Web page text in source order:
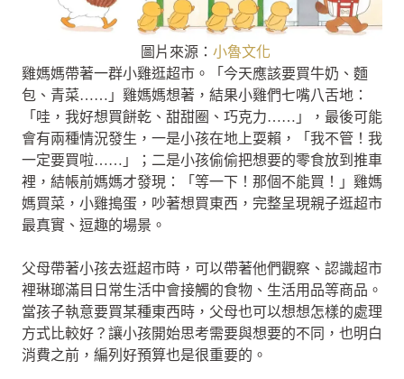
圖片來源： 小魯文化
雞媽媽帶著一群小雞逛超市。「今天應該要買牛奶、麵
包、青菜……」雞媽媽想著，結果小雞們七嘴八舌地：
「哇，我好想買餅乾、甜甜圈、巧克力……」，最後可能
會有兩種情況發生，一是小孩在地上耍賴，「我不管！我
一定要買啦……」；二是小孩偷偷把想要的零食放到推車
裡，結帳前媽媽才發現：「等一下！那個不能買！」雞媽
媽買菜，小雞搗蛋，吵著想買東西，完整呈現親子逛超市
最真實、逗趣的場景。
父母帶著小孩去逛超市時，可以帶著他們觀察、認識超市
裡琳瑯滿目日常生活中會接觸的食物、生活用品等商品。
當孩子執意要買某種東西時，父母也可以想想怎樣的處理
方式比較好？讓小孩開始思考需要與想要的不同，也明白
消費之前，編列好預算也是很重要的。